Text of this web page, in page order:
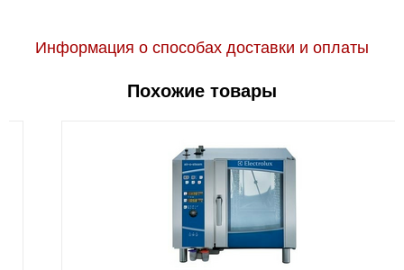
Информация о способах доставки и оплаты
Похожие товары